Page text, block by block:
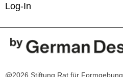
Log-In
@2026 Stiftung Rat für Formgebung